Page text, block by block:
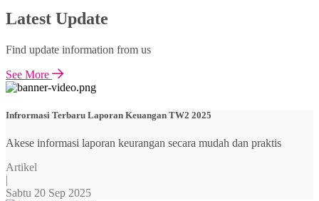
Latest Update
Find update information from us
See More
Infrormasi Terbaru Laporan Keuangan TW2 2025
Akese informasi laporan keurangan secara mudah dan praktis
Artikel
|
Sabtu 20 Sep 2025